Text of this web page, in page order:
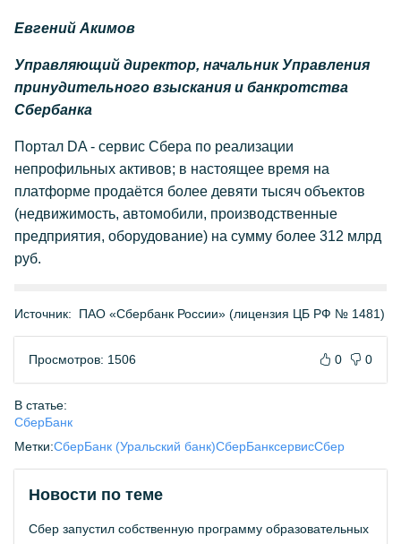
Евгений Акимов
Управляющий директор, начальник Управления
принудительного взыскания и банкротства
Сбербанка
Портал DA - сервис Сбера по реализации
непрофильных активов; в настоящее время на
платформе продаётся более девяти тысяч объектов
(недвижимость, автомобили, производственные
предприятия, оборудование) на сумму более 312 млрд
руб.
Источник: ПАО «Сбербанк России» (лицензия ЦБ РФ № 1481)
Просмотров: 1506 0 0
В статье:
СберБанк
Метки:СберБанк (Уральский банк)СберБанксервисСбер
Новости по теме
Сбер запустил собственную программу образовательных